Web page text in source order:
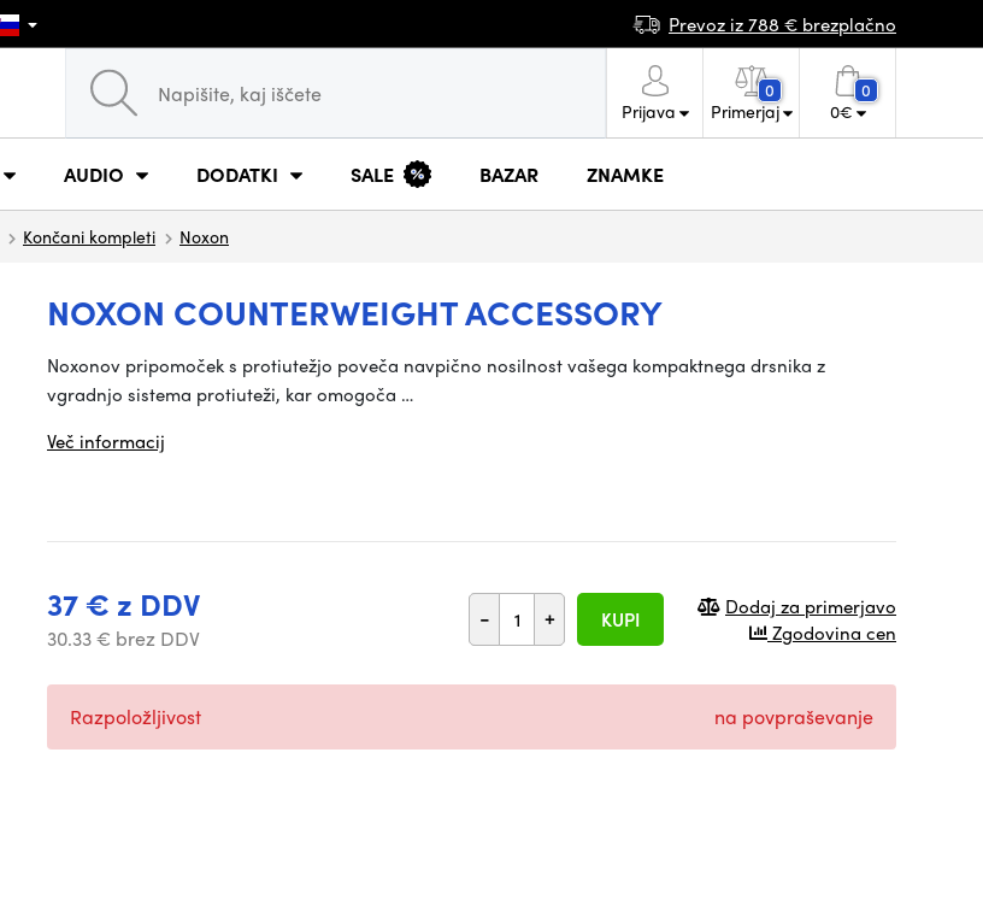
Prevoz iz 788 € brezplačno
Prijava
0
Primerjaj
0
0€
AUDIO DODATKI SALE BAZAR ZNAMKE
Končani kompleti Noxon
NOXON COUNTERWEIGHT ACCESSORY
Noxonov pripomoček s protiutežjo poveča navpično nosilnost vašega kompaktnega drsnika z
vgradnjo sistema protiuteži, kar omogoča …
Več informacij
37 € z DDV
30.33 € brez DDV
- + KUPI
Dodaj za primerjavo
Zgodovina cen
Razpoložljivost na povpraševanje